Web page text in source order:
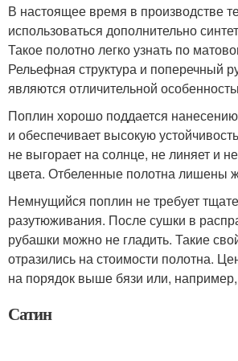
В настоящее время в производстве
использоваться дополнительно
Такое полотно легко узнать по
Рельефная структура и поперечный
являются отличительной
Поплин хорошо поддается
и обеспечивает высокую
не выгорает на солнце, не линяет и
цвета. Отбеленные полотна лишены
Немнущийся поплин не требует
разутюживания. После сушки в
рубашки можно не гладить. Такие
отразились на стоимости полотна.
на порядок выше бязи или,
Сатин